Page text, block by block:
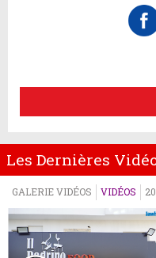
Les Dernières
GALERIE VIDÉOS VIDÉOS